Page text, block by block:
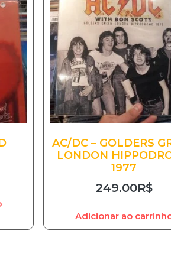
AC/DC – GOLDERS
LONDON
1977
249.00R$
Adicionar ao